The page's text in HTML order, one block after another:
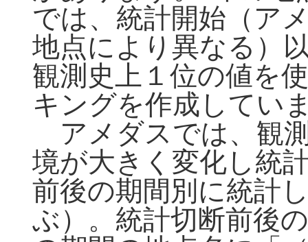
では、統計開始（ア
地点により異なる）
観測史上１位の値を
キングを作成してい
アメダスでは、観
境が大きく変化し統
前後の期間別に統計
ぶ）。統計切断前後